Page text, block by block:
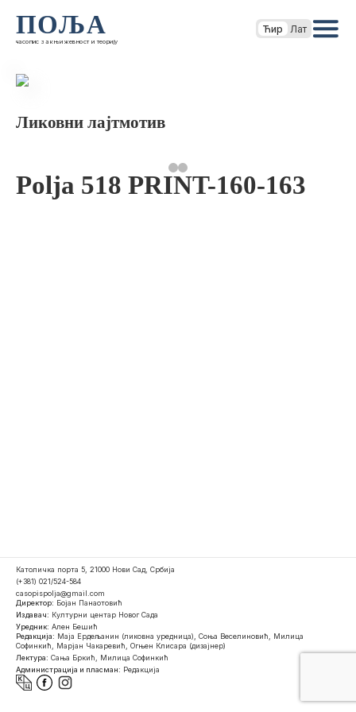
ПОЉА
часопис за књижевност и теорију
Ћир Лат
Ликовни лајтмотив
Polja 518 PRINT-160-163
Католичка порта 5, 21000 Нови Сад, Србија
(+381) 021/524-584
casopispolja@gmail.com
Директор: Бојан Панаотовић
Издавач: Културни центар Новог Сада
Уредник: Ален Бешић
Редакција: Маја Ердељанин (ликовна уредница), Соња Веселиновић, Милица
Софинкић, Марјан Чакаревић, Огњен Клисара (дизајнер)
Лектура: Сања Бркић, Милица Софинкић
Администрација и пласман: Редакција